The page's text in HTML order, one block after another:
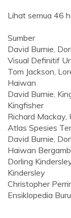
Lihat semua 46
Sumber
David Burnie,
Visual Definitif
Tom Jackson,
Haiwan
David Burnie,
Kingfisher
Richard
Atlas Spesies
David Burnie,
Haiwan
Dorling
Kindersley
Christopher
Ensiklopedia